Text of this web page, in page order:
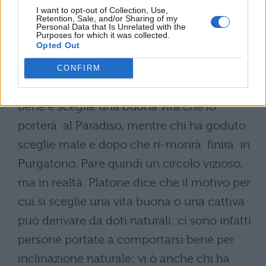
I want to opt-out of Collection, Use,
Retention, Sale, and/or Sharing of my
Personal Data that Is Unrelated with the
Purposes for which it was collected.
Opted Out
CONFIRM
sbagliate, mentre chi veniva dal Purgatorio
e aveva sofferto sceglieva bene. Infatti chi
aveva vissuto per 1000 anni di beatitudine
si era scordato di che cosa fosse la
sofferenza. Quindi chi ha sofferto sceglie
bene e sceglie una buona vita che lo
porterà al Paradiso, mentre chi ha goduto
sceglie male e dopo che ri-morirà finirà in
Purgatorio. Pare quindi un circolo vizioso,
ma in realtà Platone dice che il motivo per
cui si sceglie una vita buona o una cattiva
può derivare da doti naturali: ci sono infatti
persone portate a comportarsi bene per
inclinazione naturale: vi ò anche chi ha